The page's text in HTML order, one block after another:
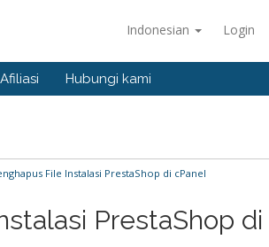
Indonesian Login
Afiliasi Hubungi kami
File Instalasi PrestaShop di cPanel
PrestaShop